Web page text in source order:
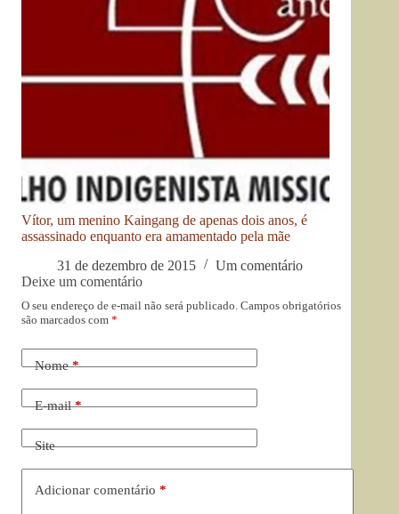
Vítor, um menino Kaingang de apenas dois anos, é
assassinado enquanto era amamentado pela mãe
31 de dezembro de 2015
Um comentário
Deixe um comentário
O seu endereço de e-mail não será publicado. Campos obrigatórios
são marcados com *
Nome*
E-mail*
Site
Adicionar comentário *